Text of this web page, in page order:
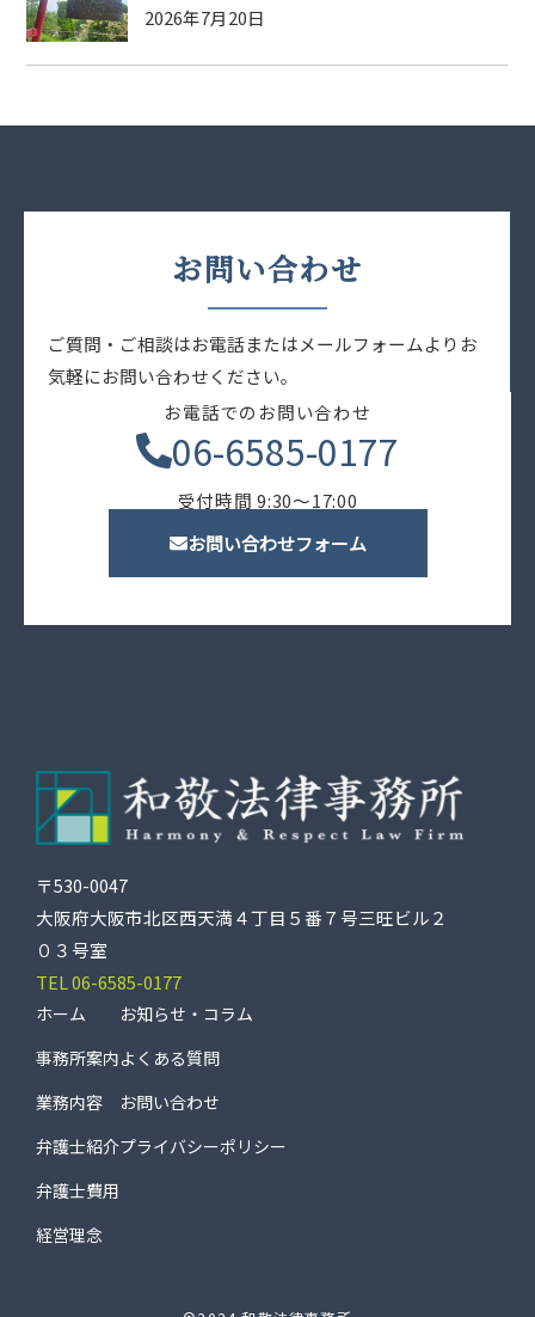
2026年7月20日
お問い合わせ
ご質問・ご相談はお電話またはメールフォームよりお
気軽にお問い合わせください。
お電話でのお問い合わせ
06-6585-0177
受付時間 9:30〜17:00
お問い合わせフォーム
〒530-0047
大阪府大阪市北区西天満４丁目５番７号三旺ビル２
０３号室
TEL 06-6585-0177
ホーム
事務所案内
業務内容
弁護士紹介
弁護士費用
経営理念
お知らせ・コラム
よくある質問
お問い合わせ
プライバシーポリシー